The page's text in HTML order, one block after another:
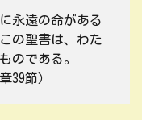
永遠の命がある
の聖書は、わた
のである。
39節）